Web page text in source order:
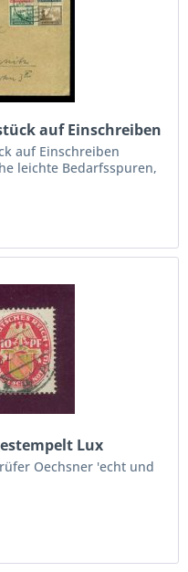
auf Einschreiben
auf Einschreiben
leichte Bedarfsspuren,
Lux
Oechsner 'echt und